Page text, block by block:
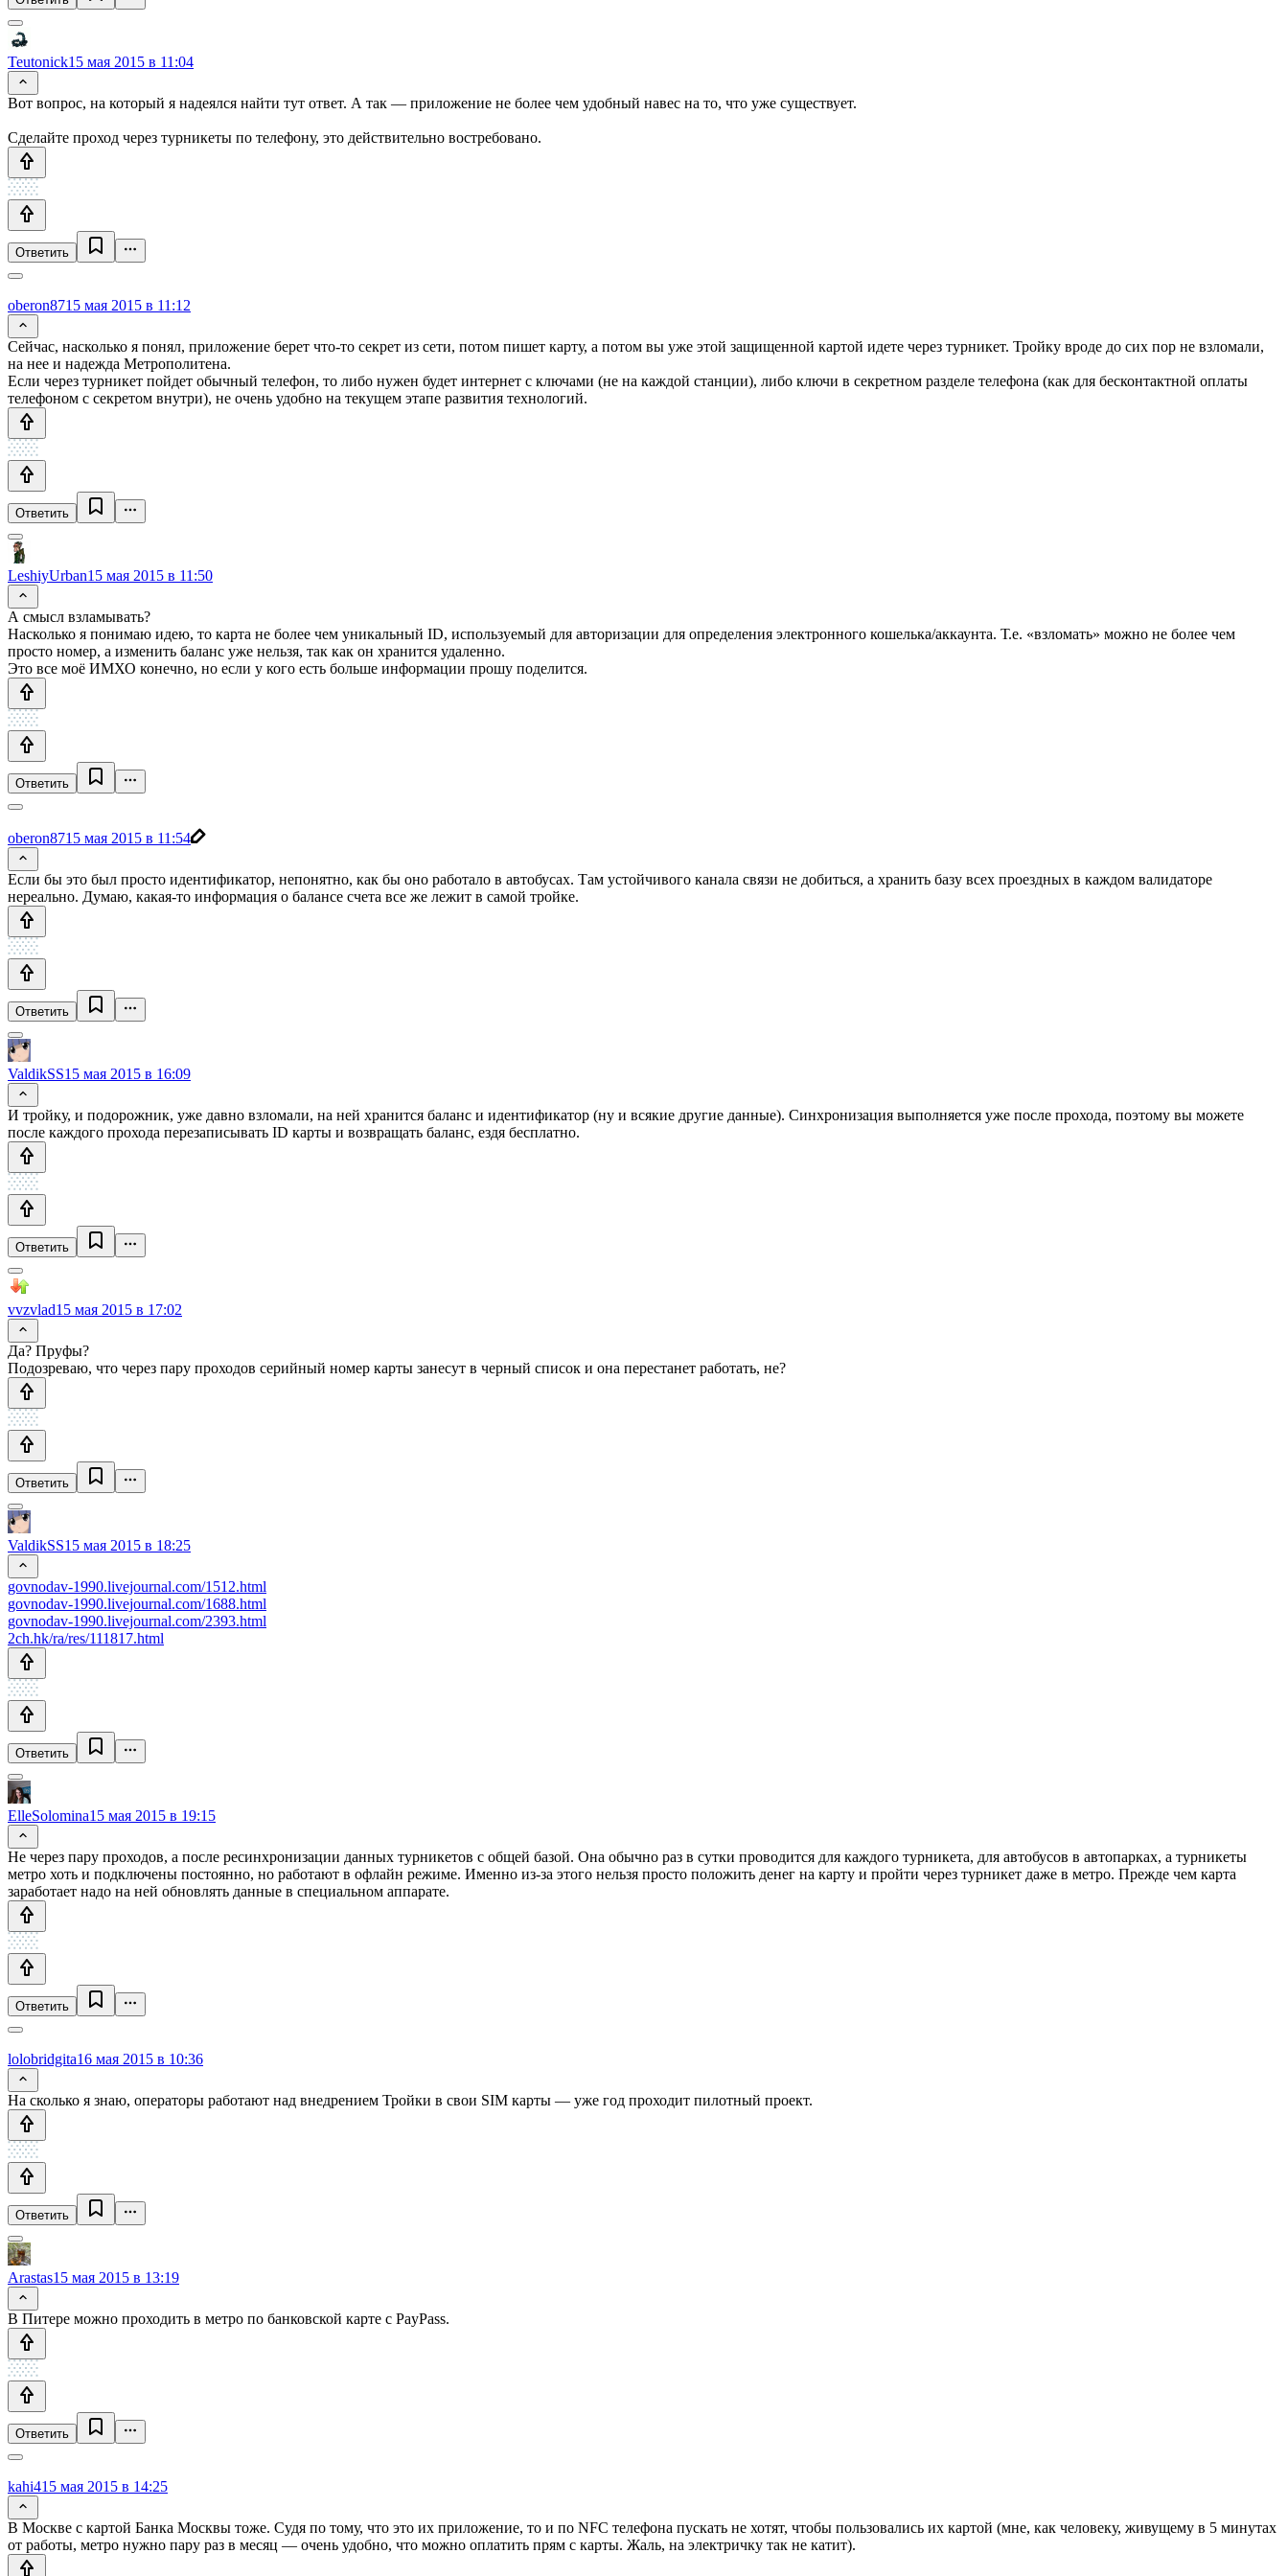
Teutonick15 мая 2015 в 11:04
Вот вопрос, на который я надеялся найти тут ответ. А так — приложение не более чем удобный навес на то, что уже существует.
Сделайте проход через турникеты по телефону, это действительно востребовано.
Ответить
oberon8715 мая 2015 в 11:12
Сейчас, насколько я понял, приложение берет что-то секрет из сети, потом пишет карту, а потом вы уже этой защищенной картой идете через турникет. Тройку вроде до сих пор не взломали,
на нее и надежда Метрополитена.
Если через турникет пойдет обычный телефон, то либо нужен будет интернет с ключами (не на каждой станции), либо ключи в секретном разделе телефона (как для бесконтактной оплаты
телефоном с секретом внутри), не очень удобно на текущем этапе развития технологий.
Ответить
LeshiyUrban15 мая 2015 в 11:50
А смысл взламывать?
Насколько я понимаю идею, то карта не более чем уникальный ID, используемый для авторизации для определения электронного кошелька/аккаунта. Т.е. «взломать» можно не более чем
просто номер, а изменить баланс уже нельзя, так как он хранится удаленно.
Это все моё ИМХО конечно, но если у кого есть больше информации прошу поделится.
Ответить
oberon8715 мая 2015 в 11:54
Если бы это был просто идентификатор, непонятно, как бы оно работало в автобусах. Там устойчивого канала связи не добиться, а хранить базу всех проездных в каждом валидаторе
нереально. Думаю, какая-то информация о балансе счета все же лежит в самой тройке.
Ответить
ValdikSS15 мая 2015 в 16:09
И тройку, и подорожник, уже давно взломали, на ней хранится баланс и идентификатор (ну и всякие другие данные). Синхронизация выполняется уже после прохода, поэтому вы можете
после каждого прохода перезаписывать ID карты и возвращать баланс, ездя бесплатно.
Ответить
vvzvlad15 мая 2015 в 17:02
Да? Пруфы?
Подозреваю, что через пару проходов серийный номер карты занесут в черный список и она перестанет работать, не?
Ответить
ValdikSS15 мая 2015 в 18:25
govnodav-1990.livejournal.com/1512.html
govnodav-1990.livejournal.com/1688.html
govnodav-1990.livejournal.com/2393.html
2ch.hk/ra/res/111817.html
Ответить
ElleSolomina15 мая 2015 в 19:15
Не через пару проходов, а после ресинхронизации данных турникетов с общей базой. Она обычно раз в сутки проводится для каждого турникета, для автобусов в автопарках, а турникеты
метро хоть и подключены постоянно, но работают в офлайн режиме. Именно из-за этого нельзя просто положить денег на карту и пройти через турникет даже в метро. Прежде чем карта
заработает надо на ней обновлять данные в специальном аппарате.
Ответить
lolobridgita16 мая 2015 в 10:36
На сколько я знаю, операторы работают над внедрением Тройки в свои SIM карты — уже год проходит пилотный проект.
Ответить
Arastas15 мая 2015 в 13:19
В Питере можно проходить в метро по банковской карте с PayPass.
Ответить
kahi415 мая 2015 в 14:25
В Москве с картой Банка Москвы тоже. Судя по тому, что это их приложение, то и по NFC телефона пускать не хотят, чтобы пользовались их картой (мне, как человеку, живущему в 5 минутах
от работы, метро нужно пару раз в месяц — очень удобно, что можно оплатить прям с карты. Жаль, на электричку так не катит).